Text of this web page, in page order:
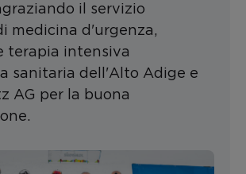
il servizio
medicina d'urgenza,
terapia intensiva
sanitaria dell'Alto Adige e
AG per la buona